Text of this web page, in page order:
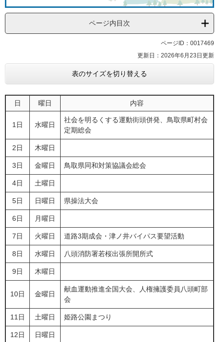
ページ内目次
ページID：0017469
更新日：2026年6月23日更新
表のサイズを切り替える
日 曜日 内容
1日 水曜日
社会を明るくする運動街頭併発、鳥取県町村会
定期総会
2日 木曜日
3日 金曜日 鳥取県同和対策協議会総会
4日 土曜日
5日 日曜日 県操法大会
6日 月曜日
7日 火曜日 道路3期成会・津ノ井バイパス要望活動
8日 水曜日 八頭消防署若桜出張所開所式
9日 木曜日
10日 金曜日
献血運動推進全国大会、人権擁護委員八頭町部
会
11日 土曜日 姫路公園まつり
12日 日曜日